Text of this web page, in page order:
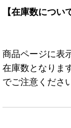
【在庫数につい
商品ページに表
在庫数となりま
でご注意くださ